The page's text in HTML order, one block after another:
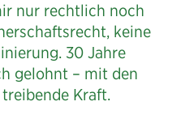
nur rechtlich noch
keine
30 Jahre
gelohnt – mit den
Kraft.